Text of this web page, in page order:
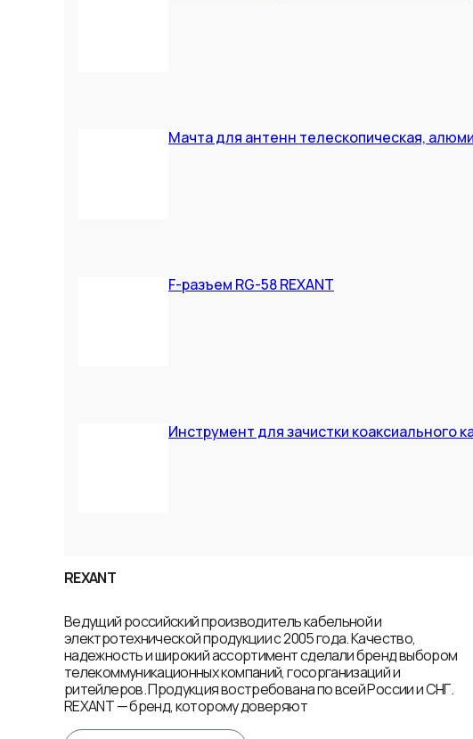
Мачта для антенн телескопическая,
F-разъем RG-58 REXANT
Инструмент для зачистки коаксиального
REXANT
Ведущий российский производитель кабельной и
электротехнической продукции с 2005 года. Качество,
надежность и широкий ассортимент сделали бренд выбором
телекоммуникационных компаний, госорганизаций и
ритейлеров. Продукция востребована по всей России и СНГ.
REXANT — бренд, которому доверяют